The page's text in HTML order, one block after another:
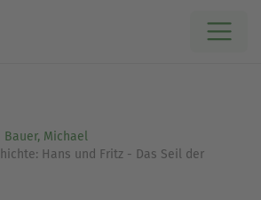
Bauer, Michael
Hans und Fritz - Das Seil der